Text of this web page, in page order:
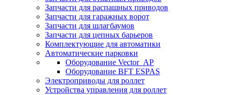
Запчасти для распашных приводов
Запчасти для гаражных ворот
Запчасти для шлагбаумов
Запчасти для цепных барьеров
Комплектующие для автоматики
Автоматические парковки
Оборудование Vector_AP
Оборудование BFT ESPAS
Электроприводы для роллет
Устройства управления для роллет